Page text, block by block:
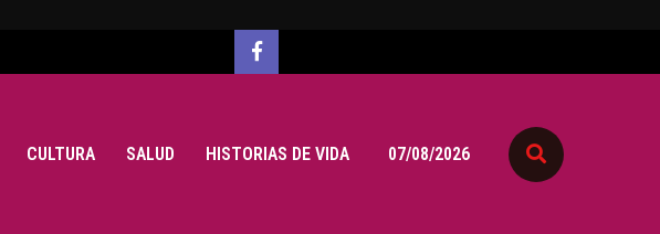
CULTURA SALUD HISTORIAS DE VIDA 07/08/2026